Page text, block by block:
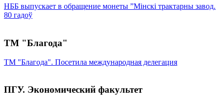
НББ выпускает в обращение монеты ”Мінскі трактарны завод.
80 гадоў
ТМ "Благода"
ТМ "Благода". Посетила международная делегация
ПГУ. Экономический факультет